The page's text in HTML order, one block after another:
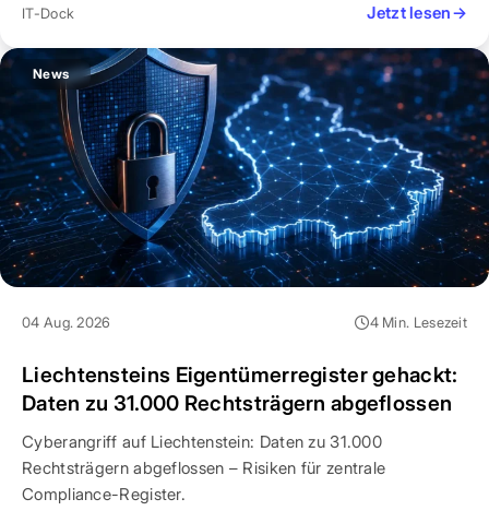
IT-Dock Jetzt lesen→
News
04 Aug. 2026 4 Min. Lesezeit
Liechtensteins Eigentümerregister gehackt:
Daten zu 31.000 Rechtsträgern abgeflossen
Cyberangriff auf Liechtenstein: Daten zu 31.000
Rechtsträgern abgeflossen – Risiken für zentrale
Compliance-Register.